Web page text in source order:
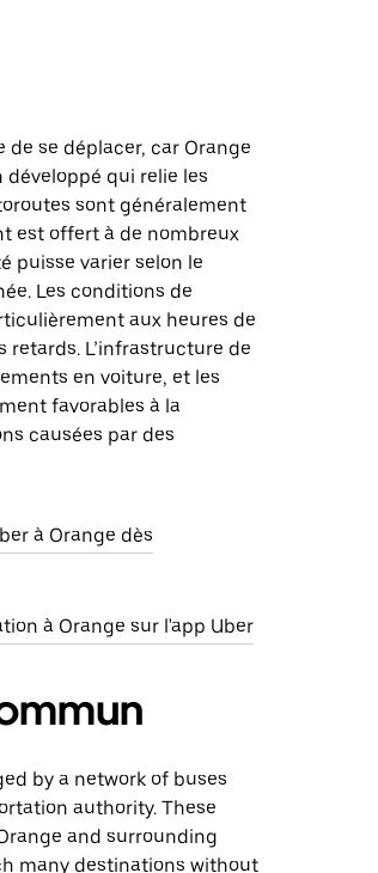
se déplacer, car Orange
développé qui relie les
sont généralement
est offert à de nombreux
puisse varier selon le
Les conditions de
aux heures de
L’infrastructure de
en voiture, et les
favorables à la
causées par des
à Orange dès
à Orange sur l'app Uber
by a network of buses
authority. These
and surrounding
many destinations without